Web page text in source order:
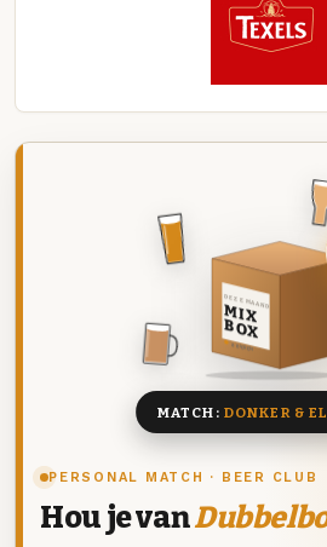
PERSONAL MATCH · BEER CLUB
Hou je van
DEZE MAAND
MIX
BOX
8 BIEREN
MATCH: DONKER &